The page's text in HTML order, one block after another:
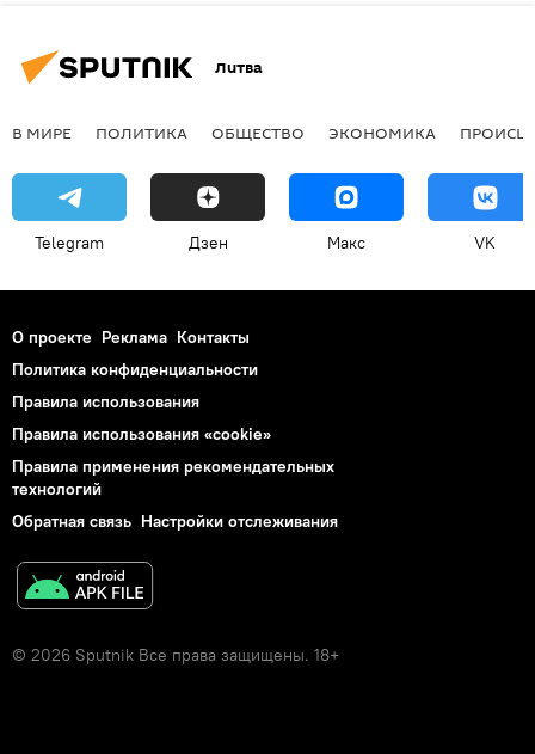
Литва
В МИРЕ ПОЛИТИКА ОБЩЕСТВО ЭКОНОМИКА
Telegram Дзен Макс VK
О проекте Реклама Контакты
Политика конфиденциальности
Правила использования
Правила использования «cookie»
Правила применения рекомендательных
технологий
Обратная связь Настройки отслеживания
© 2026 Sputnik Все права защищены. 18+